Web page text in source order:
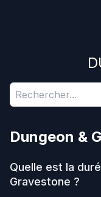
Dungeon &
Quelle est la
Gravestone ?